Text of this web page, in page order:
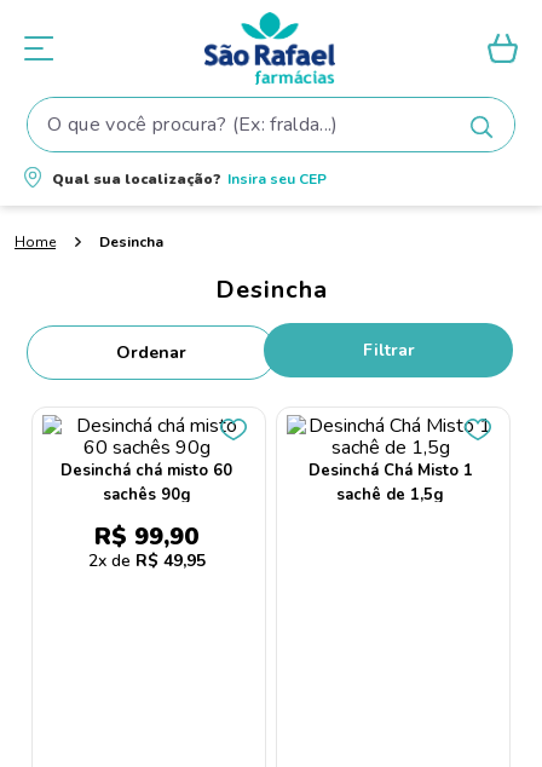
O que você procura? (Ex: fralda...)
Qual sua localização? Insira seu CEP
Desincha
Desincha
Filtrar
Desinchá chá misto 60
sachês 90g
R$ 99,90
2 R$ 49,95
Desinchá Chá Misto 1
sachê de 1,5g
Termos mais buscados
1º fralda
2 shampoo
5º tintura cabelo
6 teste gravidez
7º oleo
dove
proge